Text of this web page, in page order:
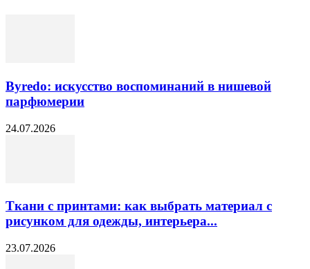
Byredo: искусство воспоминаний в нишевой
парфюмерии
24.07.2026
Ткани с принтами: как выбрать материал с
рисунком для одежды, интерьера...
23.07.2026